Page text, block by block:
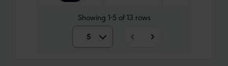
Showing 1-5of13 rows
5 5